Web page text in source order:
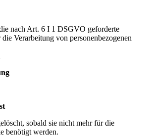
nach Art. 6 I 1 DSGVO geforderte
Verarbeitung von personenbezogenen
sobald sie nicht mehr für die
benötigt werden.